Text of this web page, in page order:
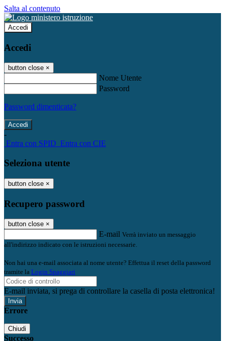
Salta al contenuto
Accedi
Accedi
button close ×
Nome Utente
Password
Password dimenticata?
-
Entra con SPID Entra con CIE
Seleziona utente
button close ×
Recupero password
button close ×
E-mail Verrà inviato un messaggio
all'indirizzo indicato con le istruzioni necessarie.
Non hai una e-mail associata al nome utente? Effettua il reset della password
tramite la Login Spaggiari
E-mail inviata, si prega di controllare la casella di posta elettronica!
Errore
Chiudi
Successo